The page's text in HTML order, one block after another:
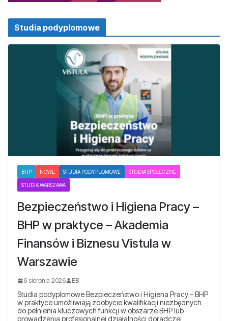
Studia podyplomowe
BHP NOWE STUDIA PODYPLOMOWE STUDIA SPOŁECZNE
STUDIA WARSZAWA
Bezpieczeństwo i Higiena Pracy –
BHP w praktyce – Akademia
Finansów i Biznesu Vistula w
Warszawie
6 sierpnia 2026 EB
Studia podyplomowe Bezpieczeństwo i Higiena Pracy – BHP
w praktyce umożliwiają zdobycie kwalifikacji niezbędnych
do pełnienia kluczowych funkcji w obszarze BHP lub
prowadzenia profesjonalnej działalności doradczej